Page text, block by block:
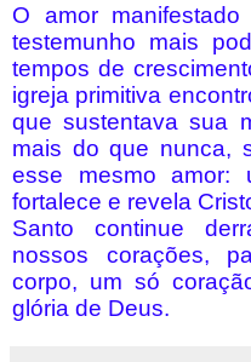
O amor
testemunho mais
tempos de
igreja primitiva
que sustentava sua
mais do que nunca,
esse mesmo amor:
fortalece e revela
Santo continue
nossos corações,
corpo, um só
glória de Deus.